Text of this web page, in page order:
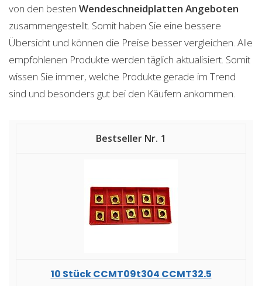
von den besten Wendeschneidplatten Angeboten
zusammengestellt. Somit haben Sie eine bessere
Übersicht und können die Preise besser vergleichen. Alle
empfohlenen Produkte werden täglich aktualisiert. Somit
wissen Sie immer, welche Produkte gerade im Trend
sind und besonders gut bei den Käufern ankommen.
1
10 Stück CCMT09t304 CCMT32.5